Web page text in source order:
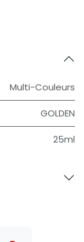
Multi-Couleurs
GOLDEN
25ml